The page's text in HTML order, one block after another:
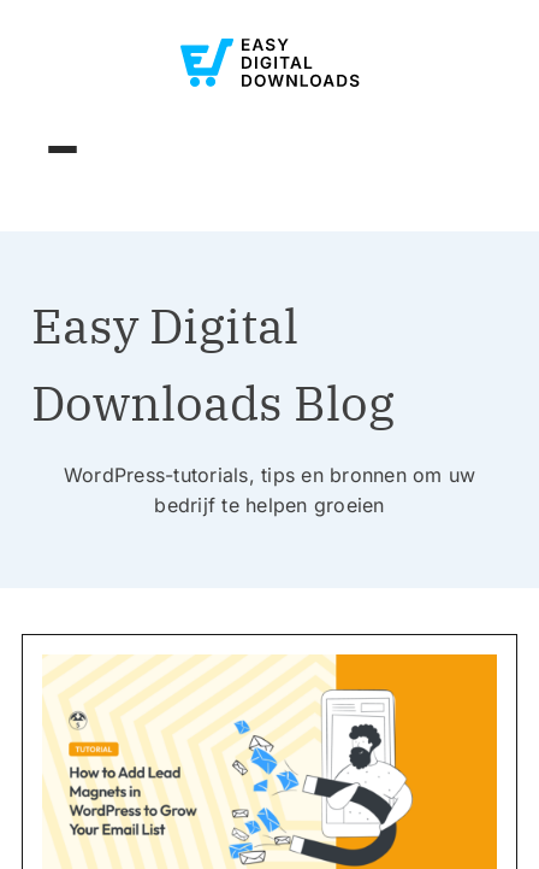
Easy Digital
Downloads Blog
WordPress-tutorials, tips en bronnen om uw
bedrijf te helpen groeien